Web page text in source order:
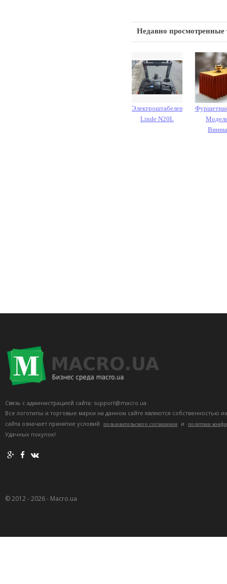
Недавно просмотренные
Электроштабелер
Linde N20L
Связь с администрацией сайта: support@macro.ua.
Все логотипы и торговые марки на данном сайте являются собственностью
сайта означает принятие условий
пользовательского соглашения и политики
Удачных покупок!
© 2012 - 2026 - Macro.ua